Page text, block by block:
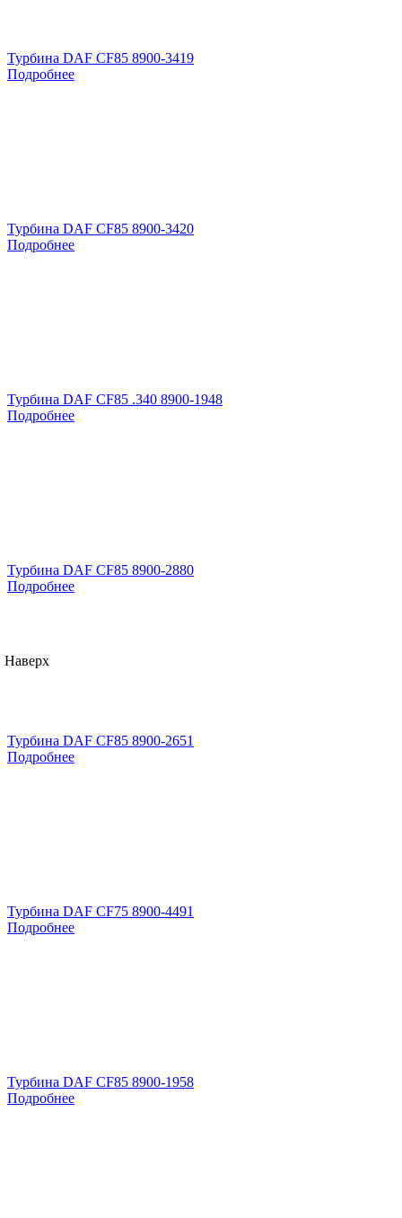
Турбина DAF CF85 8900-3419
Подробнее
Турбина DAF CF85 8900-3420
Подробнее
Турбина DAF CF85 .340 8900-1948
Подробнее
Турбина DAF CF85 8900-2880
Подробнее
Турбина DAF CF85 8900-2651
Подробнее
Турбина DAF CF75 8900-4491
Подробнее
Турбина DAF CF85 8900-1958
Подробнее
Наверх